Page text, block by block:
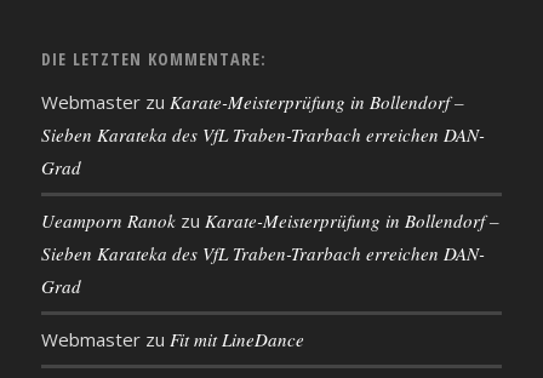
DIE LETZTEN KOMMENTARE:
Webmasterzu Karate-Meisterprüfung in Bollendorf –
Sieben Karateka des VfL Traben-Trarbach erreichen DAN-
Grad
Ueamporn Ranokzu Karate-Meisterprüfung in Bollendorf –
Sieben Karateka des VfL Traben-Trarbach erreichen DAN-
Grad
Webmasterzu Fit mit LineDance